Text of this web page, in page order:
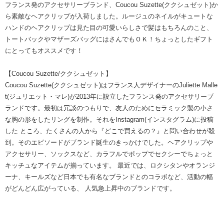
フランス発のアクセサリーブランド、Coucou Suzette(ククシュゼット)か
ら素敵なヘアクリップが入荷しました。ルージュのネイルがキュートな
ハンドのヘアクリップは見た目の可愛いらしさで髪はもちろんのこと、
トートバックやマザーズバッグにはさんでもＯＫ！ちょっとしたギフト
にとってもオススメです！
【Coucou Suzette/ククシュゼット】
Coucou Suzette(ククシュゼット)はフランス人デザイナーのJuliette Malle
t(ジュリエット・マレ)が2013年に設立したフランス発のアクセサリーブ
ランドです。最初は冗談のつもりで、友人のためにセラミック製の小さ
な胸の形をしたリングを制作。それをInstagram(インスタグラム)に投稿
した ところ、たくさんの人から『どこで買えるの？』と問い合わせが殺
到。そのエピソードがブランド誕生のきっかけでした。ヘアクリップや
アクセサリー、ソックスなど、カラフルでポップでセクシーでちょっと
キッチュなアイテムが揃っています。 最近では、ロクシタンやオランジ
ーナ、キールズなど日本でも有名なブランドとのコラボなど、活動の幅
がどんどん広がっている、 人気急上昇中のブランドです。